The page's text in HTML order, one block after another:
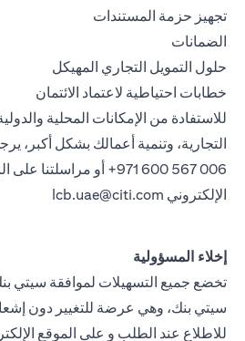
تجهيز حزمة المستندات
الضمانات
حلول التمويل التجاري المهيكل
خطابات احتياطية لاعتماد الائتمان
للاستفادة من الإمكانات المحلية
التجارية، وتنمية أعمالك بشكل أكبر،
971 600 567 006+ أو مراسلتنا على
الإلكتروني lcb.uae@citi.com
إخلاء المسؤولية
تخضع جميع التسهيلات لموافقة سيتي
سيتي بنك، وهي عرضة للتغيير دون
للاطلاع عند الطلب و على الموقع